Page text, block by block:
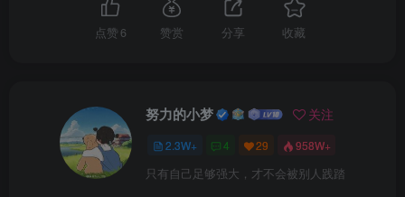
点赞 6 赞赏 分享 收藏
努力的小梦 关注
2.3W+ 4 29 958W+
只有自己足够强大，才不会被别人践踏